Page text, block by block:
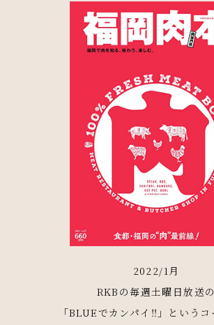
2022/1月
RKBの毎週土曜日放送の
「BLUEでカンパイ‼︎」というコ